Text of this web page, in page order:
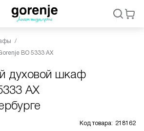
BO 5333 AX
духовой шкаф
AX
Код товара: 218162